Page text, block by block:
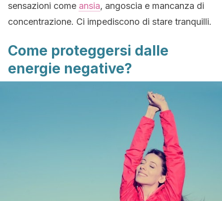
sensazioni come ansia, angoscia e mancanza di
concentrazione. Ci impediscono di stare tranquilli.
Come proteggersi dalle
energie negative?